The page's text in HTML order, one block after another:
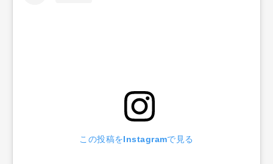
CultureLifestyle
この投稿をInstagramで見る